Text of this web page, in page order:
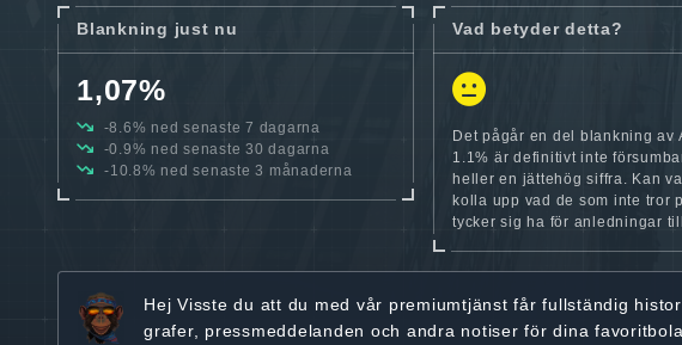
Blankning just nu
1,07%
-8.6% ned senaste 7 dagarna
-0.9% ned senaste 30 dagarna
-10.8% ned senaste 3 månaderna
Vad betyder detta?
Det pågår en del blankning av
1.1% är definitivt inte
heller en jättehög siffra. Kan
kolla upp vad de som inte tror
tycker sig ha för anledningar till
Hej Visste du att du med vår premiumtjänst fårfullständig
grafer, pressmeddelanden och andra notiser för dina